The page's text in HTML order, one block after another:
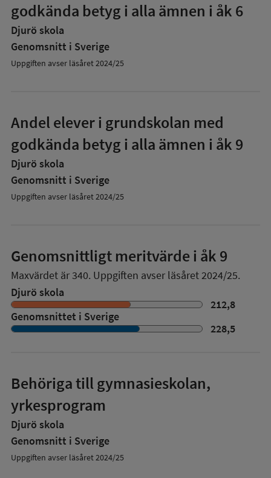
godkända betyg i alla ämnen i åk 6
Djurö skola
Genomsnitt i Sverige
Uppgiften avser läsåret 2024/25
Andel elever i grundskolan med
godkända betyg i alla ämnen i åk 9
Djurö skola
Genomsnitt i Sverige
Uppgiften avser läsåret 2024/25
Genomsnittligt meritvärde i åk 9
Maxvärdet är 340. Uppgiften avser läsåret 2024/25.
Djurö skola
212,8
Genomsnittet i Sverige
228,5
Behöriga till gymnasieskolan,
yrkesprogram
Djurö skola
Genomsnitt i Sverige
Uppgiften avser läsåret 2024/25